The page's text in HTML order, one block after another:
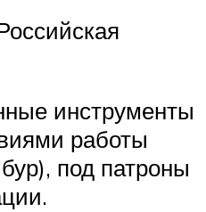
инструменты
работы
под патроны